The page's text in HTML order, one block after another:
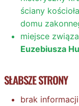
ściany
domu
miejsce
Euzebiusza
SŁABSZE STRONY
brak